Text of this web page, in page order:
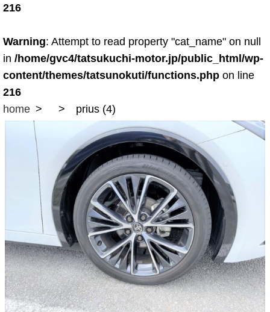
216
Warning: Attempt to read property "cat_name" on null
in /home/gvc4/tatsukuchi-motor.jp/public_html/wp-
content/themes/tatsunokuti/functions.php on line
216
home
prius (4)